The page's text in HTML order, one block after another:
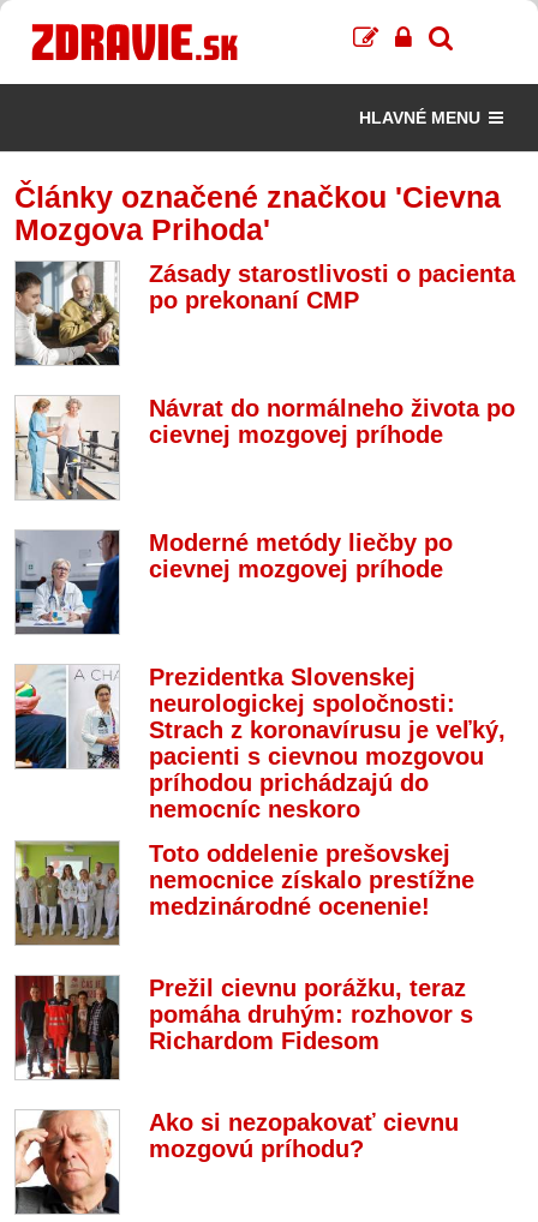
HLAVNÉ MENU
Články označené značkou 'Cievna
Mozgova Prihoda'
Zásady starostlivosti o pacienta
po prekonaní CMP
Návrat do normálneho života po
cievnej mozgovej príhode
Moderné metódy liečby po
cievnej mozgovej príhode
Prezidentka Slovenskej
neurologickej spoločnosti:
Strach z koronavírusu je veľký,
pacienti s cievnou mozgovou
príhodou prichádzajú do
nemocníc neskoro
Toto oddelenie prešovskej
nemocnice získalo prestížne
medzinárodné ocenenie!
Prežil cievnu porážku, teraz
pomáha druhým: rozhovor s
Richardom Fidesom
Ako si nezopakovať cievnu
mozgovú príhodu?